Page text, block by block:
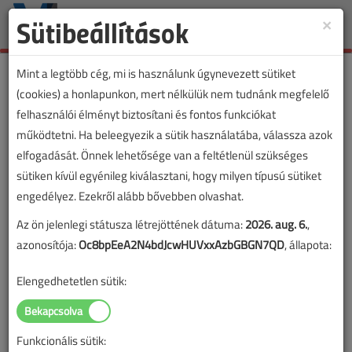
Toggle
×
Sütibeállítások
Mint a legtöbb cég, mi is használunk úgynevezett sütiket
(cookies) a honlapunkon, mert nélkülük nem tudnánk megfelelő
felhasználói élményt biztosítani és fontos funkciókat
működtetni. Ha beleegyezik a sütik használatába, válassza azok
elfogadását. Önnek lehetősége van a feltétlenül szükséges
sütiken kívül egyénileg kiválasztani, hogy milyen típusú sütiket
engedélyez. Ezekről alább bővebben olvashat.
Az ön jelenlegi státusza létrejöttének dátuma:2026. aug. 6.,
azonosítója:Oc8bpEeA2N4bdJcwHUVxxAzbGBGN7QD, állapota:
Elengedhetetlen sütik:
Funkcionális sütik: